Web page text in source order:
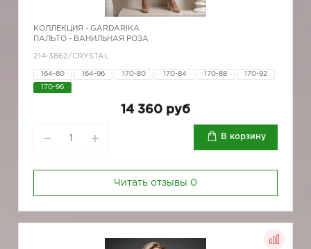
КОЛЛЕКЦИЯ - GARDARIKA
ПАЛЬТО - ВАНИЛЬНАЯ РОЗА
214-3862/CRYSTAL
164-80 164-96 170-80 170-84 170-88 170-92
170-96
14 360 руб
В корзину
Читать отзывы 0